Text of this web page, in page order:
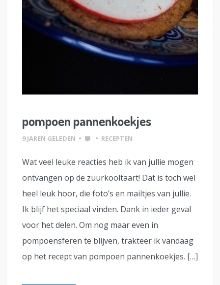
pompoen pannenkoekjes
9 JAREN GELEDEN • • RECEPTEN
Wat veel leuke reacties heb ik van jullie mogen
ontvangen op de zuurkooltaart! Dat is toch wel
heel leuk hoor, die foto’s en mailtjes van jullie.
Ik blijf het speciaal vinden. Dank in ieder geval
voor het delen. Om nog maar even in
pompoensferen te blijven, trakteer ik vandaag
op het recept van pompoen pannenkoekjes. […]